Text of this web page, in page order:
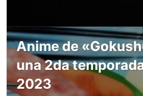
Anime de
una 2da
2023